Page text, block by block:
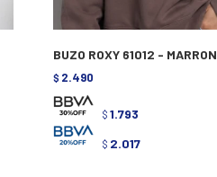
BUZO ROXY 61012 - MARRON
$ 2.490
$ 1.793
$ 2.017